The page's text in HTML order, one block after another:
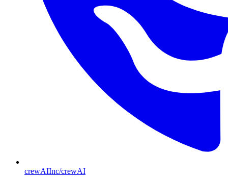
crewAIInc/crewAI